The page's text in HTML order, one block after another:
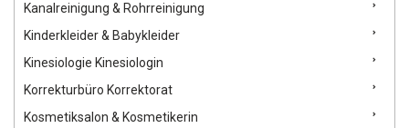
Kanalreinigung & Rohrreinigung
Kinderkleider & Babykleider
Kinesiologie Kinesiologin
Korrekturbüro Korrektorat
Kosmetiksalon & Kosmetikerin